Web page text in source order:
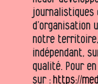
journalistiques
d’organisation
notre territoire,
indépendant,
qualité. Pour
sur : https://